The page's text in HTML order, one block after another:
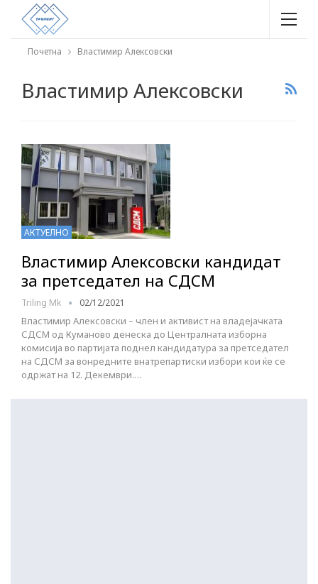
Почетна Властимир Алексовски
Властимир Алексовски
АКТУЕЛНО
Властимир Алексовски кандидат
за претседател на СДСМ
Triling Mk 02/12/2021
Властимир Алексовски – член и активист на владејачката
СДСМ од Куманово денеска до Централната изборна
комисија во партијата поднел кандидатура за претседател
на СДСМ за вонредните внатрепартиски избори кои ќе се
одржат на 12. Декември.…